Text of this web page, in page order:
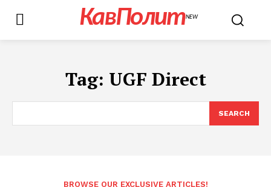
КавПолитNEW
Tag: UGF Direct
SEARCH
BROWSE OUR EXCLUSIVE ARTICLES!